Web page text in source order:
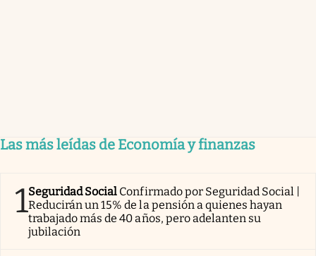
Las más leídas de Economía y finanzas
1Seguridad Social Confirmado por Seguridad Social |
Reducirán un 15% de la pensión a quienes hayan
trabajado más de 40 años, pero adelanten su
jubilación